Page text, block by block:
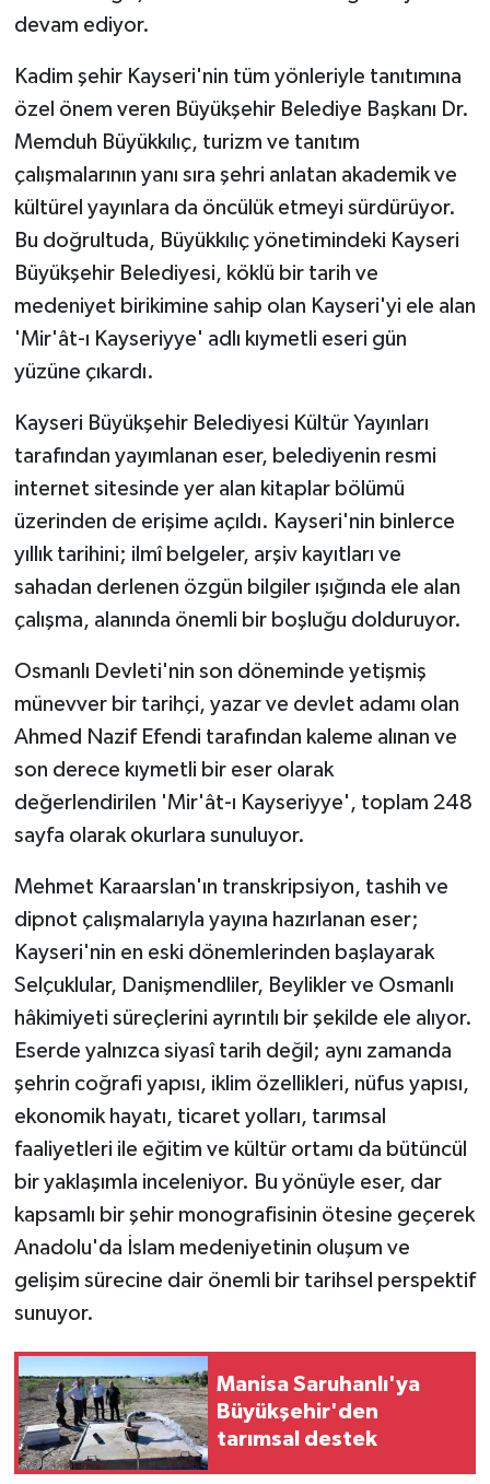
devam ediyor.
Kadim şehir Kayseri'nin tüm yönleriyle tanıtımına
özel önem veren Büyükşehir Belediye Başkanı Dr.
Memduh Büyükkılıç, turizm ve tanıtım
çalışmalarının yanı sıra şehri anlatan akademik ve
kültürel yayınlara da öncülük etmeyi sürdürüyor.
Bu doğrultuda, Büyükkılıç yönetimindeki Kayseri
Büyükşehir Belediyesi, köklü bir tarih ve
medeniyet birikimine sahip olan Kayseri'yi ele alan
'Mir'ât-ı Kayseriyye' adlı kıymetli eseri gün
yüzüne çıkardı.
Kayseri Büyükşehir Belediyesi Kültür Yayınları
tarafından yayımlanan eser, belediyenin resmi
internet sitesinde yer alan kitaplar bölümü
üzerinden de erişime açıldı. Kayseri'nin binlerce
yıllık tarihini; ilmî belgeler, arşiv kayıtları ve
sahadan derlenen özgün bilgiler ışığında ele alan
çalışma, alanında önemli bir boşluğu dolduruyor.
Osmanlı Devleti'nin son döneminde yetişmiş
münevver bir tarihçi, yazar ve devlet adamı olan
Ahmed Nazif Efendi tarafından kaleme alınan ve
son derece kıymetli bir eser olarak
değerlendirilen 'Mir'ât-ı Kayseriyye', toplam 248
sayfa olarak okurlara sunuluyor.
Mehmet Karaarslan'ın transkripsiyon, tashih ve
dipnot çalışmalarıyla yayına hazırlanan eser;
Kayseri'nin en eski dönemlerinden başlayarak
Selçuklular, Danişmendliler, Beylikler ve Osmanlı
hâkimiyeti süreçlerini ayrıntılı bir şekilde ele alıyor.
Eserde yalnızca siyasî tarih değil; aynı zamanda
şehrin coğrafi yapısı, iklim özellikleri, nüfus yapısı,
ekonomik hayatı, ticaret yolları, tarımsal
faaliyetleri ile eğitim ve kültür ortamı da bütüncül
bir yaklaşımla inceleniyor. Bu yönüyle eser, dar
kapsamlı bir şehir monografisinin ötesine geçerek
Anadolu'da İslam medeniyetinin oluşum ve
gelişim sürecine dair önemli bir tarihsel perspektif
sunuyor.
Manisa Saruhanlı'ya
Büyükşehir'den
tarımsal destek